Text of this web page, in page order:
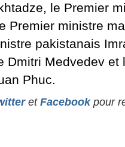
le Premier
Premier ministre
pakistanais
Dmitri Medvedev et
Phuc.
et Facebookpour